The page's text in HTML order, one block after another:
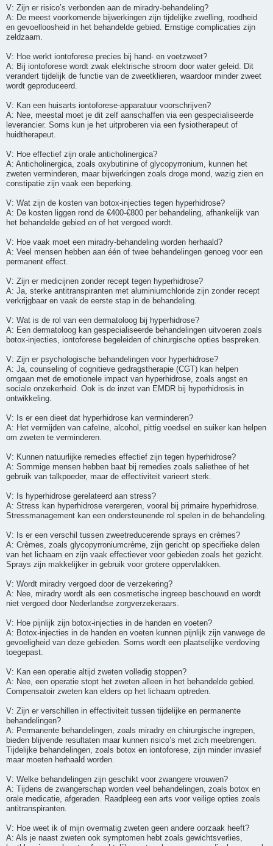
V: Zijn er risico’s verbonden aan de miradry-behandeling?
A: De meest voorkomende bijwerkingen zijn tijdelijke zwelling, roodheid
en gevoelloosheid in het behandelde gebied. Ernstige complicaties zijn
zeldzaam.
V: Hoe werkt iontoforese precies bij hand- en voetzweet?
A: Bij iontoforese wordt zwak elektrische stroom door water geleid. Dit
verandert tijdelijk de functie van de zweetklieren, waardoor minder zweet
wordt geproduceerd.
V: Kan een huisarts iontoforese-apparatuur voorschrijven?
A: Nee, meestal moet je dit zelf aanschaffen via een gespecialiseerde
leverancier. Soms kun je het uitproberen via een fysiotherapeut of
huidtherapeut.
V: Hoe effectief zijn orale anticholinergica?
A: Anticholinergica, zoals oxybutinine of glycopyrronium, kunnen het
zweten verminderen, maar bijwerkingen zoals droge mond, wazig zien en
constipatie zijn vaak een beperking.
V: Wat zijn de kosten van botox-injecties tegen hyperhidrose?
A: De kosten liggen rond de €400-€800 per behandeling, afhankelijk van
het behandelde gebied en of het vergoed wordt.
V: Hoe vaak moet een miradry-behandeling worden herhaald?
A: Veel mensen hebben aan één of twee behandelingen genoeg voor een
permanent effect.
V: Zijn er medicijnen zonder recept tegen hyperhidrose?
A: Ja, sterke antitranspiranten met aluminiumchloride zijn zonder recept
verkrijgbaar en vaak de eerste stap in de behandeling.
V: Wat is de rol van een dermatoloog bij hyperhidrose?
A: Een dermatoloog kan gespecialiseerde behandelingen uitvoeren zoals
botox-injecties, iontoforese begeleiden of chirurgische opties bespreken.
V: Zijn er psychologische behandelingen voor hyperhidrose?
A: Ja, counseling of cognitieve gedragstherapie (CGT) kan helpen
omgaan met de emotionele impact van hyperhidrose, zoals angst en
sociale onzekerheid. Ook is de inzet van EMDR bij hyperhidrosis in
ontwikkeling.
V: Is er een dieet dat hyperhidrose kan verminderen?
A: Het vermijden van cafeïne, alcohol, pittig voedsel en suiker kan helpen
om zweten te verminderen.
V: Kunnen natuurlijke remedies effectief zijn tegen hyperhidrose?
A: Sommige mensen hebben baat bij remedies zoals saliethee of het
gebruik van talkpoeder, maar de effectiviteit varieert sterk.
V: Is hyperhidrose gerelateerd aan stress?
A: Stress kan hyperhidrose verergeren, vooral bij primaire hyperhidrose.
Stressmanagement kan een ondersteunende rol spelen in de behandeling.
V: Is er een verschil tussen zweetreducerende sprays en crèmes?
A: Crèmes, zoals glycopyrroniumcrème, zijn gericht op specifieke delen
van het lichaam en zijn vaak effectiever voor gebieden zoals het gezicht.
Sprays zijn makkelijker in gebruik voor grotere oppervlakken.
V: Wordt miradry vergoed door de verzekering?
A: Nee, miradry wordt als een cosmetische ingreep beschouwd en wordt
niet vergoed door Nederlandse zorgverzekeraars.
V: Hoe pijnlijk zijn botox-injecties in de handen en voeten?
A: Botox-injecties in de handen en voeten kunnen pijnlijk zijn vanwege de
gevoeligheid van deze gebieden. Soms wordt een plaatselijke verdoving
toegepast.
V: Kan een operatie altijd zweten volledig stoppen?
A: Nee, een operatie stopt het zweten alleen in het behandelde gebied.
Compensatoir zweten kan elders op het lichaam optreden.
V: Zijn er verschillen in effectiviteit tussen tijdelijke en permanente
behandelingen?
A: Permanente behandelingen, zoals miradry en chirurgische ingrepen,
bieden blijvende resultaten maar kunnen risico’s met zich meebrengen.
Tijdelijke behandelingen, zoals botox en iontoforese, zijn minder invasief
maar moeten herhaald worden.
V: Welke behandelingen zijn geschikt voor zwangere vrouwen?
A: Tijdens de zwangerschap worden veel behandelingen, zoals botox en
orale medicatie, afgeraden. Raadpleeg een arts voor veilige opties zoals
antitranspiranten.
V: Hoe weet ik of mijn overmatig zweten geen andere oorzaak heeft?
A: Als je naast zweten ook symptomen hebt zoals gewichtsverlies,